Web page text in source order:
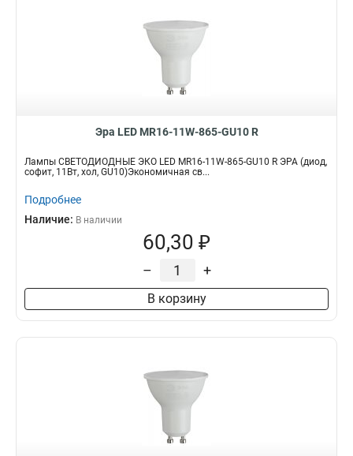
Эра LED MR16-11W-865-GU10 R
Лампы СВЕТОДИОДНЫЕ ЭКО LED MR16-11W-865-GU10 R ЭРА (диод,
софит, 11Вт, хол, GU10)Экономичная св...
Подробнее
Наличие: В наличии
60,30 ₽
– +
В корзину